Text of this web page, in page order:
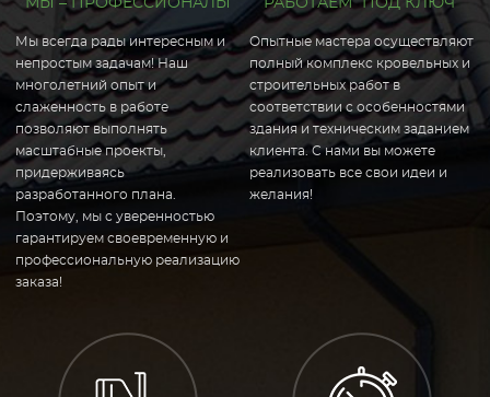
МЫ – ПРОФЕССИОНАЛЫ
Мы всегда рады интересным и
непростым задачам! Наш
многолетний опыт и
слаженность в работе
позволяют выполнять
масштабные проекты,
придерживаясь
разработанного плана.
Поэтому, мы с уверенностью
гарантируем своевременную и
профессиональную реализацию
заказа!
РАБОТАЕМ “ПОД КЛЮЧ”
Опытные мастера осуществляют
полный комплекс кровельных и
строительных работ в
соответствии с особенностями
здания и техническим заданием
клиента. С нами вы можете
реализовать все свои идеи и
желания!